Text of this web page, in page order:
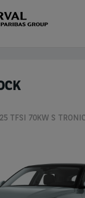
TFSI 70KW S